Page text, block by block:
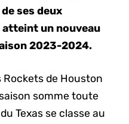
ses deux
atteint un nouveau
2023-2024.
de Houston
somme toute
Texas se classe au